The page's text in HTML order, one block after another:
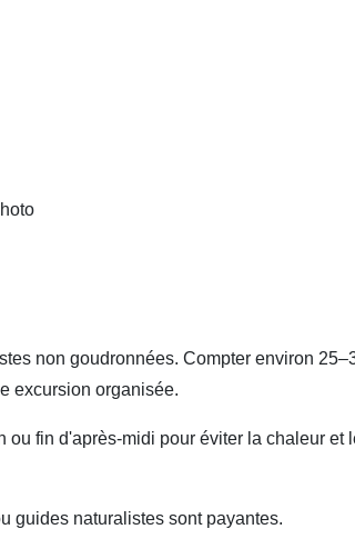
non goudronnées. Compter environ
excursion organisée.
fin d'après-midi pour éviter la chaleur et
guides naturalistes sont payantes.